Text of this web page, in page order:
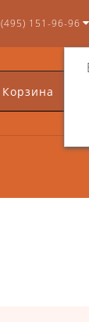
151-96-96
Корзина